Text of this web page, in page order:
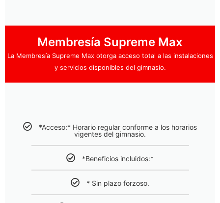
Membresía Supreme Max
La Membresía Supreme Max otorga acceso total a las instalaciones
y servicios disponibles del gimnasio.
*Acceso:* Horario regular conforme a los horarios
vigentes del gimnasio.
*Beneficios incluidos:*
* Sin plazo forzoso.